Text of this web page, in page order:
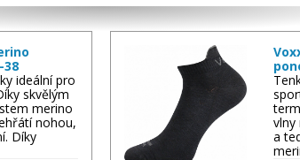
38
ideální pro
skvělým
merino
nohou,
Díky
vlny
a